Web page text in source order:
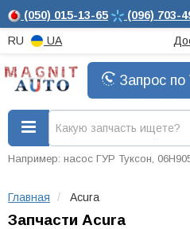
(050) 015-13-65 (096) 703-
RU UA
Запрос по
Например: насос ГУР Туксон,
Главная Acura
Запчасти Acura